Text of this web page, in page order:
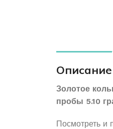
Описание
Золотое
пробы 5.10
Посмотреть и